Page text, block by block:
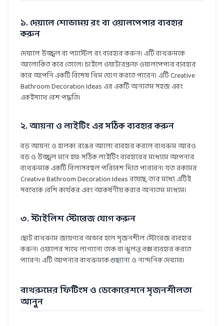
১. দেয়ালে শোভাময় রং বা ওয়ালপেপার ব্যবহার
করুন
দেয়ালে উজ্জ্বল বা প্যাস্টেল রং ব্যবহার করুন। এটি বাথরুমকে
আলোকিত করে তোলে। চাইলে ওয়াটারপ্রুফ ওয়ালপেপার ব্যবহার
করে আপনি একটি বিশেষ থিম যোগ করতে পারেন। এটি Creative
Bathroom Decoration Ideas এর একটি অন্যতম সহজ এবং
একইসাথে বেশ পদ্ধতি।
২. আয়না ও লাইটিং এর সঠিক ব্যবহার করুন
বড় আয়না ও হালকা রঙের আলো ব্যবহার করলে বাথরুম আরও
বড় ও উজ্জ্বল মনে হয়। সঠিক লাইটিং ব্যবহারের মাধ্যমে আপনার
বাথরুমকে একটি বিলাসবহুল পরিবেশ দিতে পারবেন। যত রকমের
Creative Bathroom Decoration Ideas রয়েছে, তার মধ্যে এটিই
সবথেকে বেশি কার্যকর এবং আকর্ষণীয় করার অন্যতম মাধ্যম।
৩. স্টাইলিশ স্টোরেজ যোগ করুন
ছোট বাথরুমে জায়গার অভাব হলে সৃজনশীল স্টোরেজ ব্যবহার
করুন। ওয়ালের সাথে লাগানো তাক বা ঝুলন্ত বক্স ব্যবহার করতে
পারেন। এটি আপনার বাথরুমকে গুছানো ও নান্দনিক দেখাবে।
বাথরুমের ফিটিংস ও ডেকোরেশনে সৃজনশীলতা
আনুন